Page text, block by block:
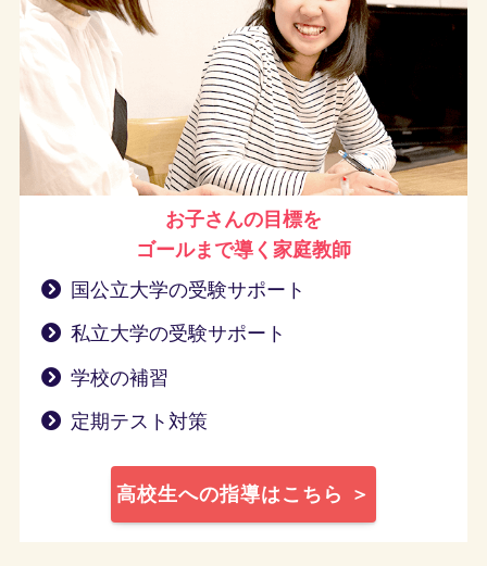
お子さんの目標を
ゴールまで導く 家庭教師
国公立大学の受験サポート
私立大学の受験サポート
学校の補習
定期テスト対策
高校生への指導はこちら ＞